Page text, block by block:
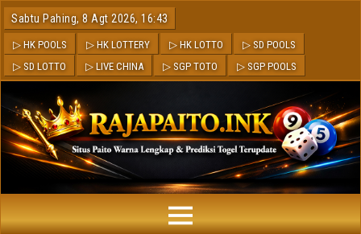
Sabtu Pahing, 8 Agt 2026, 16:43
▷ HK POOLS ▷ HK LOTTERY ▷ HK LOTTO
▷ SD POOLS
▷ SD LOTTO
▷ LIVE CHINA ▷ SGP TOTO ▷ SGP POOLS